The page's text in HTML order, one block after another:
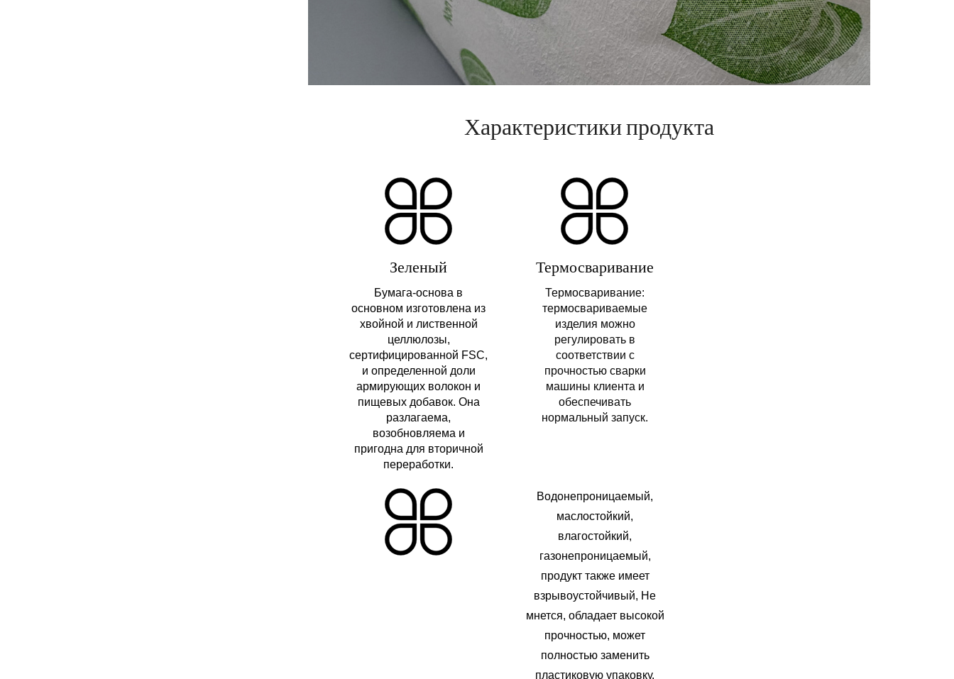
Характеристики продукта
Зеленый
Бумага-основа в
основном изготовлена ​​из
хвойной и лиственной
целлюлозы,
сертифицированной FSC,
и определенной доли
армирующих волокон и
пищевых добавок. Она
разлагаема,
возобновляема и
пригодна для вторичной
переработки.
Термосваривание
Термосваривание:
термосвариваемые
изделия можно
регулировать в
соответствии с
прочностью сварки
машины клиента и
обеспечивать
нормальный запуск.
Водонепроницаемый,
маслостойкий,
влагостойкий,
газонепроницаемый,
продукт также имеет
взрывоустойчивый, Не
мнется, обладает высокой
прочностью, может
полностью заменить
пластиковую упаковку.